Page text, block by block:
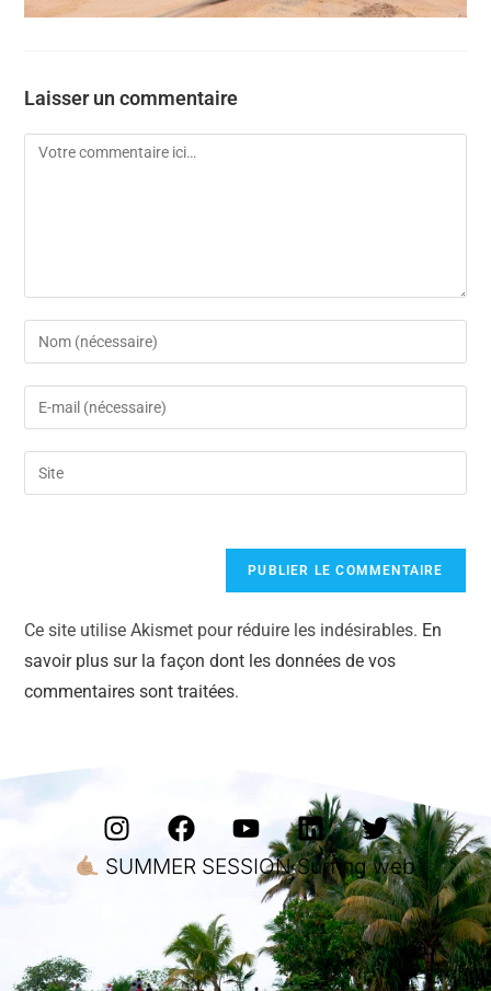
Laisser un commentaire
Ce site utilise Akismet pour réduire les indésirables. En
savoir plus sur la façon dont les données de vos
commentaires sont traitées.
SUMMER SESSION Surfing web